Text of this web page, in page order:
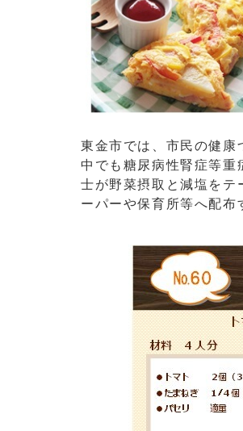
東金市では、市民の健
中でも糖尿病性腎症等
士が野菜摂取と減塩をテ
ーパーや保育所等へ配布